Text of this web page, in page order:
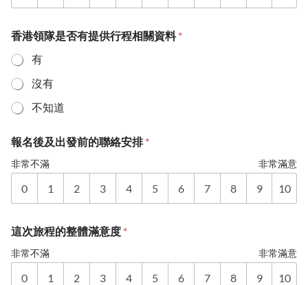
香港領隊是否有提供行程相關資料*
有
沒有
不知道
報名後及出發前的聯絡安排*
非常不滿 非常滿意
0 1 2 3 4 5 6 7 8 9 10
這次旅程的整體滿意度 *
非常不滿 非常滿意
0 1 2 3 4 5 6 7 8 9 10